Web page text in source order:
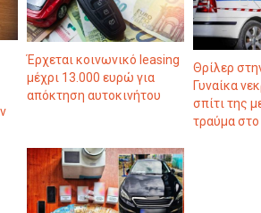
Έρχεται κοινωνικό leasing
μέχρι 13.000 ευρώ για
απόκτηση αυτοκινήτου
Θρίλερ
Γυναίκα
σπίτι της
τραύμα